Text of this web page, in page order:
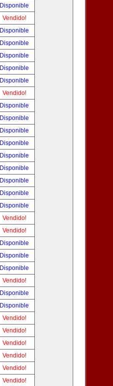
Disponible
Vendido!
Disponible
Disponible
Disponible
Disponible
Disponible
Vendido!
Disponible
Disponible
Disponible
Disponible
Disponible
Disponible
Disponible
Disponible
Disponible
Vendido!
Vendido!
Disponible
Disponible
Disponible
Vendido!
Disponible
Disponible
Vendido!
Vendido!
Vendido!
Vendido!
Vendido!
Vendido!